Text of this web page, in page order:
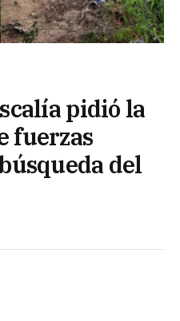
pidió la
fuerzas
del